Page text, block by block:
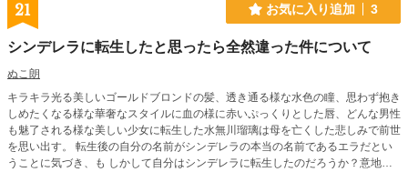
21 お気に入り追加 3
シンデレラに転生したと思ったら全然違った件について
ぬこ朗
キラキラ光る美しいゴールドブロンドの髪、透き通る様な水色の瞳、思わず抱き
しめたくなる様な華奢なスタイルに血の様に赤いぷっくりとした唇、どんな男性
も魅了される様な美しい少女に転生した水無川瑠璃は母を亡くした悲しみで前世
を思い出す。 転生後の自分の名前がシンデレラの本当の名前であるエラだとい
うことに気づき、も しかして自分はシンデレラに転生したのだろうか？意地悪